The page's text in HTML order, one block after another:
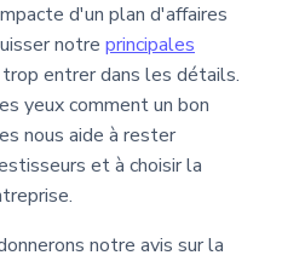
d'un plan d'affaires
notre principales
entrer dans les détails.
yeux comment un bon
nous aide à rester
et à choisir la
notre avis sur la